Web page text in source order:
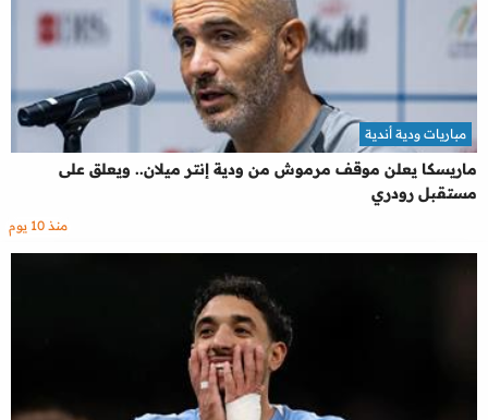
ماريسكا يعلن موقف مرموش من ودية إنتر ميلان.. ويعلق على
مستقبل رودري
مباريات ودية أندية
منذ 10 يوم